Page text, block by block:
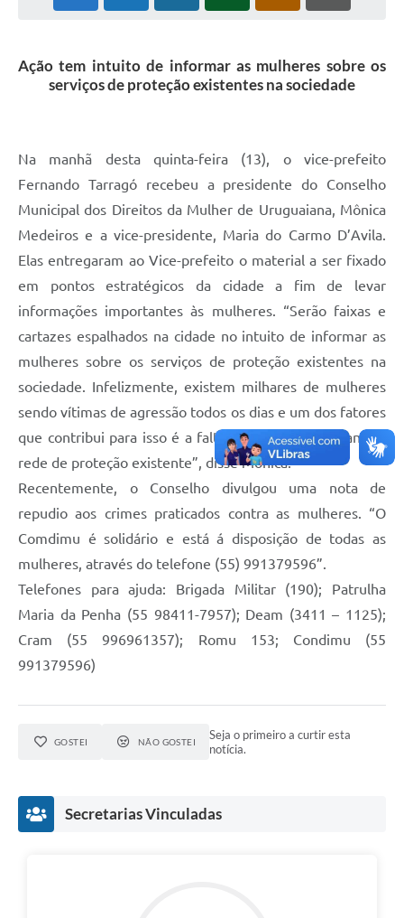
Cidadão Online: IPTU - alvará
Colégio Agrícola Municipal
SIM - Serviço de Inspeção Municipal
Vigilância Ambiental em Saúde
COPIR - Coordenadoria de Promoção de Igualdade Racial
Galeria de Fotos
Contratos
Notícias
Galeria de Vídeos
Contas Públicas
Links
Termos de Uso & Política de Privacidade
Ação tem intuito de informar as mulheres sobre os
serviços de proteção existentes na sociedade
Na manhã desta quinta-feira (13), o vice-prefeito
Fernando Tarragó recebeu a presidente do Conselho
Municipal dos Direitos da Mulher de Uruguaiana, Mônica
Medeiros e a vice-presidente, Maria do Carmo D’Avila.
Elas entregaram ao Vice-prefeito o material a ser fixado
em pontos estratégicos da cidade a fim de levar
informações importantes às mulheres. “Serão faixas e
cartazes espalhados na cidade no intuito de informar as
mulheres sobre os serviços de proteção existentes na
sociedade. Infelizmente, existem milhares de mulheres
sendo vítimas de agressão todos os dias e um dos fatores
que contribui para isso é a falta de informação quanto a
rede de proteção existente”, disse Mônica.
Recentemente, o Conselho divulgou uma nota de
repudio aos crimes praticados contra as mulheres. “O
Comdimu é solidário e está á disposição de todas as
mulheres, através do telefone (55) 991379596”.
Telefones para ajuda: Brigada Militar (190); Patrulha
Maria da Penha (55 98411-7957); Deam (3411 – 1125);
Cram (55 996961357); Romu 153; Condimu (55
991379596)
GOSTEI NÃO GOSTEI
Seja o primeiro a curtir esta
notícia.
Secretarias Vinculadas